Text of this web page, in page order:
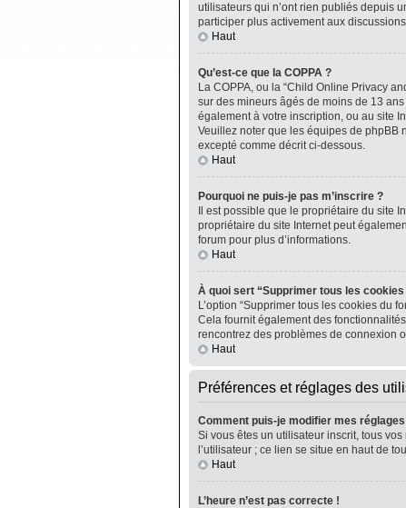
utilisateurs qui n’ont rien publiés depuis
participer plus activement aux
Haut
Qu’est-ce que la COPPA ?
La COPPA, ou la “Child Online Privacy
sur des mineurs âgés de moins de 13
également à votre inscription, ou au site
Veuillez noter que les équipes de phpBB
excepté comme décrit ci-dessous.
Haut
Pourquoi ne puis-je pas m’inscrire ?
Il est possible que le propriétaire du site
propriétaire du site Internet peut
forum pour plus d’informations.
Haut
À quoi sert “Supprimer tous les cookies
L’option “Supprimer tous les cookies du
Cela fournit également des
rencontrez des problèmes de connexion
Haut
Préférences et réglages des
Comment puis-je modifier mes
Si vous êtes un utilisateur inscrit, tous
l’utilisateur ; ce lien se situe en haut de
Haut
L’heure n’est pas correcte !